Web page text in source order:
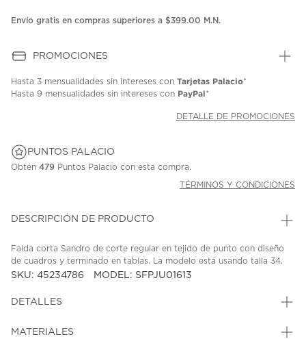
Envío gratis en compras superiores a $399.00 M.N.
PROMOCIONES
Hasta 3 mensualidades sin intereses con Tarjetas Palacio*
Hasta 9 mensualidades sin intereses con PayPal*
DETALLE DE PROMOCIONES
PUNTOS PALACIO
Obtén 479 Puntos Palacio con esta compra.
TÉRMINOS Y CONDICIONES
DESCRIPCIÓN DE PRODUCTO
Falda corta Sandro de corte regular en tejido de punto con diseño
de cuadros y terminado en tablas. La modelo está usando talla 34.
SKU: 45234786 MODEL: SFPJU01613
DETALLES
MATERIALES